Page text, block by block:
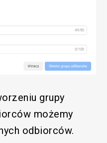
grupy
możemy
odbiorców.